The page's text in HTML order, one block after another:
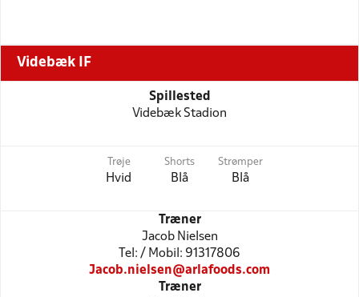
Videbæk IF
Spillested
Videbæk Stadion
Trøje
Hvid
Shorts
Blå
Strømper
Blå
Træner
Jacob Nielsen
Tel: / Mobil: 91317806
Jacob.nielsen@arlafoods.com
Træner